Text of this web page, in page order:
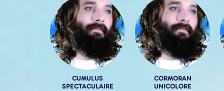
CUMULUS
SPECTACULAIRE
CORMORAN
UNICOLORE